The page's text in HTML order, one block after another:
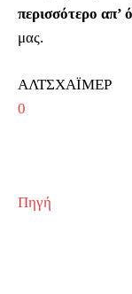
περισσότερο απ’
μας.
ΑΛΤΣΧΑΪΜΕΡ
0
Πηγή